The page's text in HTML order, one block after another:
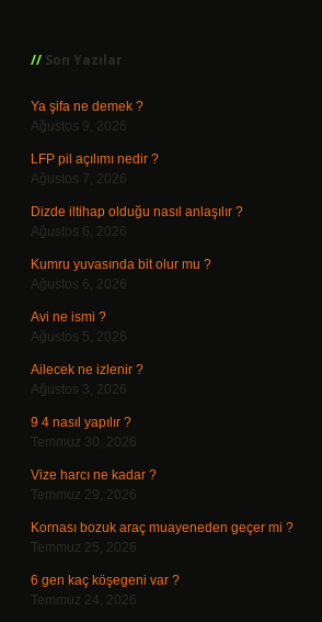
Son Yazılar
Ya şifa ne demek ?
Ağustos 9, 2026
LFP pil açılımı nedir ?
Ağustos 7, 2026
Dizde iltihap olduğu nasıl anlaşılır ?
Ağustos 6, 2026
Kumru yuvasında bit olur mu ?
Ağustos 6, 2026
Avi ne ismi ?
Ağustos 5, 2026
Ailecek ne izlenir ?
Ağustos 3, 2026
9 4 nasıl yapılır ?
Temmuz 30, 2026
Vize harcı ne kadar ?
Temmuz 29, 2026
Kornası bozuk araç muayeneden geçer mi ?
Temmuz 25, 2026
6 gen kaç köşegeni var ?
Temmuz 24, 2026